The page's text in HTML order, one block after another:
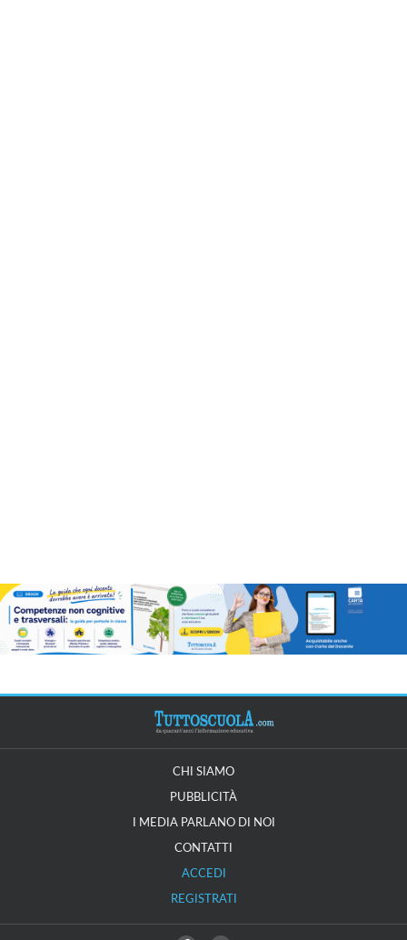
CHI SIAMO
PUBBLICITÀ
I MEDIA PARLANO DI NOI
CONTATTI
ACCEDI
REGISTRATI